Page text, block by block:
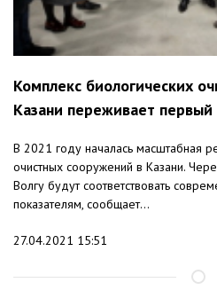
Комплекс биологических
Казани переживает первый
В 2021 году началась масштабная
очистных сооружений в Казани.
Волгу будут соответствовать
показателям, сообщает...
27.04.2021 15:51